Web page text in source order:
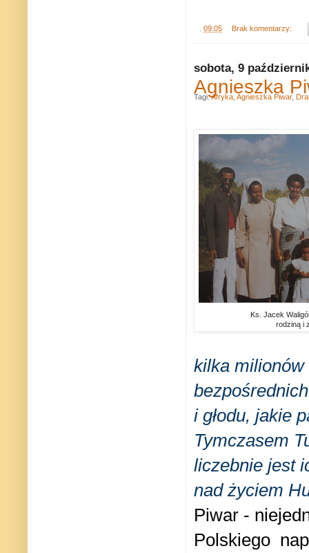
09:05 Brak komentarzy:
sobota, 9
Agnieszka
Ks. Jacek
rodziną i
kilka
i głodu, jakie
Tymczasem
liczebnie jest
nad życiem
Piwar -
Polskiego
Tagi:Afryka Agnieszka Piwar,